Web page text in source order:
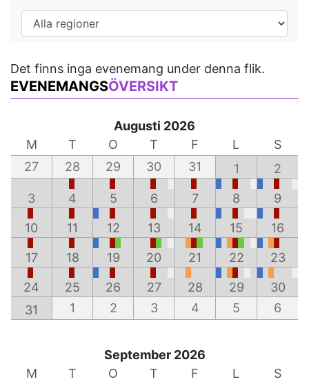
Det finns inga evenemang under denna flik.
EVENEMANGSÖVERSIKT
Augusti 2026
M
T O T F L
S
27
28 29 30 31 1 2
3 4 5 6 7 8 9
10 11 12 13 14 15 16
17 18 19 20 21 22 23
24 25 26 27 28 29
30
31
1 2 3 4 5 6
September 2026
M
T O T F L
S